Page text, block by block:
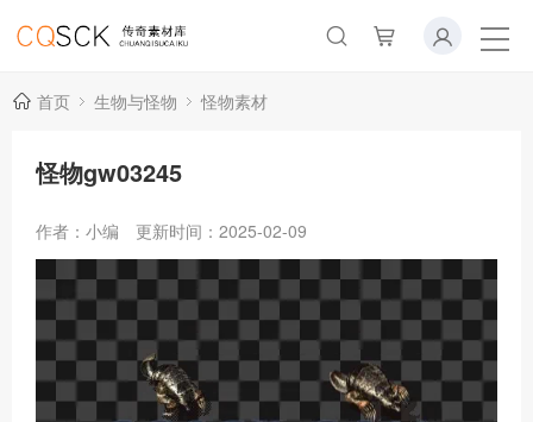
首页 生物与怪物 怪物素材
怪物gw03245
作者：小编 更新时间：2025-02-09